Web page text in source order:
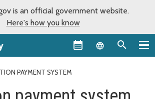
is an official government website.
Here's how you know
Language
PAYMENT SYSTEM